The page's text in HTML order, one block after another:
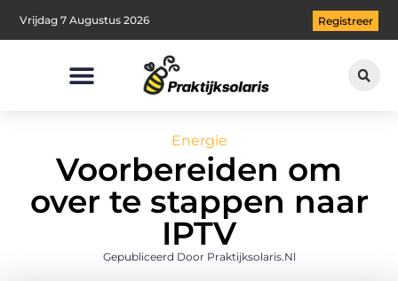
Vrijdag 7 Augustus 2026 Registreer
Energie
Voorbereiden om
over te stappen naar
IPTV
Gepubliceerd Door Praktijksolaris.nl